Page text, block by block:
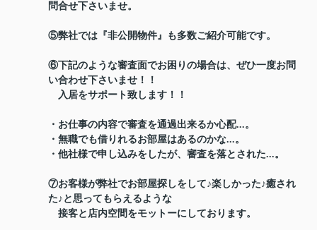
問合せ下さいませ。
⑤弊社では『非公開物件』も多数ご紹介可能です。
⑥下記のような審査面でお困りの場合は、ぜひ一度お問
い合わせ下さいませ！！
入居をサポート致します！！
・お仕事の内容で審査を通過出来るか心配...。
・無職でも借りれるお部屋はあるのかな...。
・他社様で申し込みをしたが、審査を落とされた...。
⑦お客様が弊社でお部屋探しをして♪楽しかった♪癒され
た♪と思ってもらえるような
接客と店内空間をモットーにしております。